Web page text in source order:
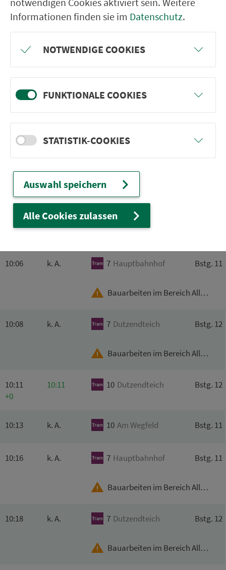
09:56
+0
09:56 7 Bstg. 11
Hauptbahnhof
Bauarbeiten im Bereich Allersberger Str.
Bauarbeiten im Bereich Allersberger Str.
10:01 Dutzendteich
10:03 k. A. 10 AmWegfeld
10:06 k. A. 7 Bstg. 11
Hauptbahnhof
Bauarbeiten im Bereich Allersberger Str.
10:08 k. A. 7 Bstg. 12
Dutzendteich
Bauarbeiten im Bereich Allersberger Str.
10:11
+0
10:11 10 Bstg. 12
Dutzendteich
10:13 k. A. 10 Bstg. 11
AmWegfeld
10:16 k. A. 7 Bstg. 11
Hauptbahnhof
Bauarbeiten im Bereich Allersberger Str.
10:18 k. A. 7 Bstg. 12
Dutzendteich
Bauarbeiten im Bereich Allersberger Str.
Informationen finden sie im Datenschutz.
NOTWENDIGE COOKIES
FUNKTIONALE COOKIES
STATISTIK-COOKIES
Auswahl speichern
Alle Cookies zulassen